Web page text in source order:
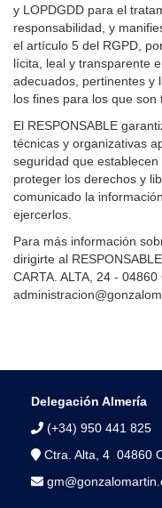
y LOPDGDD para el
responsabilidad, y
el artículo 5 del RGPD,
lícita, leal y transparente
adecuados, pertinentes y
los fines para los que son
El RESPONSABLE
técnicas y organizativas
seguridad que
proteger los derechos y
comunicado la
ejercerlos.
Para más información
dirigirte al
CARTA. ALTA, 24 -
Delegación Almería
(+34) 950 441 825
Ctra. Alta, 4 04860